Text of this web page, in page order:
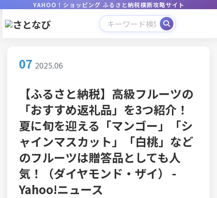
YAHOO！ショッピング ふるさと納税横断攻略サイト
07 2025.06
【ふるさと納税】高級フルーツの
「おすすめ返礼品」を3つ紹介！
夏に旬を迎える「マンゴー」「シ
ャインマスカット」「白桃」など
のフルーツは贈答品としても人
気！（ダイヤモンド・ザイ） -
Yahoo!ニュース